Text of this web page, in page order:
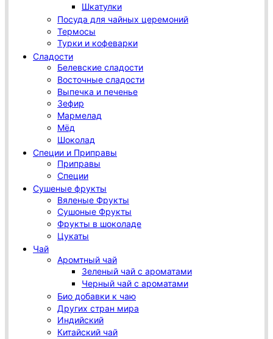
Шкатулки
Посуда для чайных церемоний
Термосы
Турки и кофеварки
Сладости
Белевские сладости
Восточные сладости
Выпечка и печенье
Зефир
Мармелад
Мёд
Шоколад
Специи и Приправы
Приправы
Специи
Сушеные фрукты
Вяленые Фрукты
Сушоные Фрукты
Фрукты в шоколаде
Цукаты
Чай
Аромтный чай
Зеленый чай с ароматами
Черный чай с ароматами
Био добавки к чаю
Других стран мира
Индийский
Китайский чай